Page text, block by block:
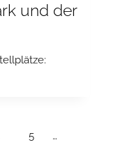
und der
5 …